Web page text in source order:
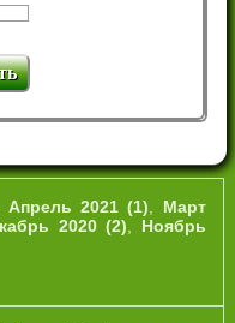
Апрель 2021 (1)
Март
2020 (2)
Ноябрь